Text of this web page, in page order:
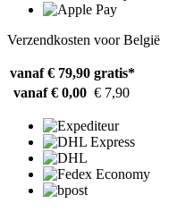
Verzendkosten voor België
vanaf € 79,90 gratis*
vanaf € 0,00 € 7,90